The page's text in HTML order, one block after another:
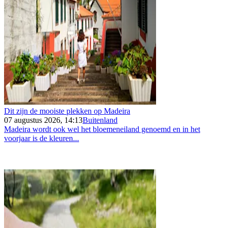
Dit zijn de mooiste plekken op Madeira
07 augustus 2026, 14:13Buitenland
Madeira wordt ook wel het bloemeneiland genoemd en in het
voorjaar is de kleuren...